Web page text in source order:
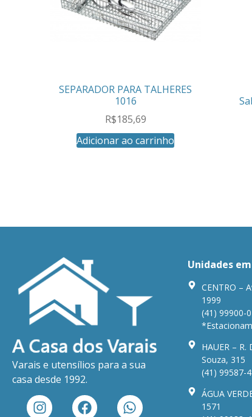
SEPARADOR PARA TALHERES
1016
R$185,69
Adicionar ao carrinho
Varais e utensílios para a sua
casa desde 1992.
Unidades
CENTRO –
1999
(41) 99900-
HAUER – R.
Souza, 315
(41) 99587-
ÁGUA
1571